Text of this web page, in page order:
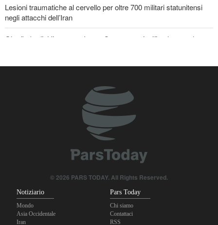
Lesioni traumatiche al cervello per oltre 700 militari statunitensi
negli attacchi dell’Iran
Gharibabadi: L'intesa tra Iran e Oman non significa la completa
Se non avessimo sacrificato i giapponesi, il futuro del mondo
sarebbe stato pieno di guerre! Immagini selezionate
nell'anniversario del massacro atomico di Hiroshima
© 2026 PARS TODAY. All Rights Reserved.
Notiziario
Mondo
Asia Occidentale
Iran
Pars Today
Chi siamo
Contattaci
RSS